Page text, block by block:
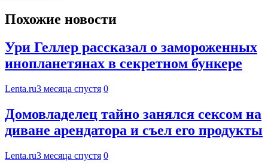
Похожие новости
Ури Геллер рассказал о замороженных
инопланетянах в секретном бункере
Lenta.ru3 месяца спустя 0
Домовладелец тайно занялся сексом на
диване арендатора и съел его продукты
Lenta.ru3 месяца спустя 0